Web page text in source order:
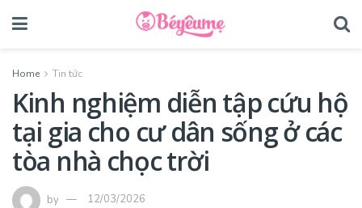
Home Tin tức
Kinh nghiệm diễn tập cứu hộ
tại gia cho cư dân sống ở các
tòa nhà chọc trời
by 12/03/2026